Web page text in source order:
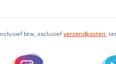
btw, exclusiefverzendkosten,